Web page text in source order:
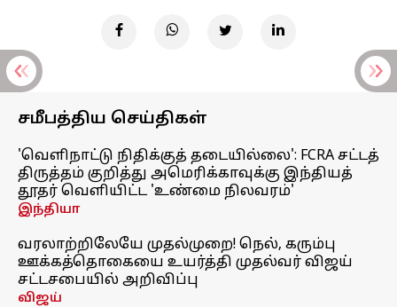
சமீபத்திய செய்திகள்
'வெளிநாட்டு நிதிக்குத் தடையில்லை': FCRA சட்டத்
திருத்தம் குறித்து அமெரிக்காவுக்கு இந்தியத்
தூதர் வெளியிட்ட 'உண்மை நிலவரம்'
இந்தியா
வரலாற்றிலேயே முதல்முறை! நெல், கரும்பு
ஊக்கத்தொகையை உயர்த்தி முதல்வர் விஜய்
சட்டசபையில் அறிவிப்பு
விஜய்